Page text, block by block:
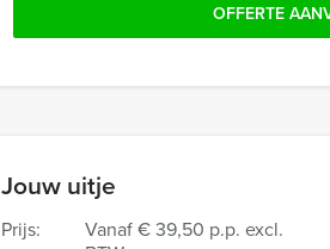
Jouw uitje
Prijs: Vanaf€ 39,50 p.p. excl.
OFFERTE